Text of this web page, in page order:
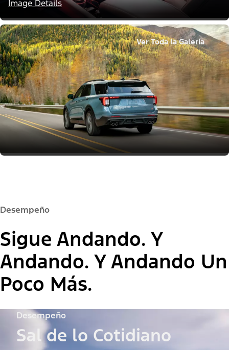
Image Details
Ver Toda la Galería
Desempeño
Sigue Andando. Y
Andando. Y Andando Un
Poco Más.
Desempeño
Sal de lo Cotidiano